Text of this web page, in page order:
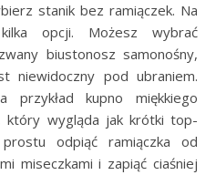
stanik bez ramiączek. Na
opcji. Możesz wybrać
biustonosz samonośny,
pod ubraniem.
przykład kupno miękkiego
który wygląda jak krótki top-
odpiąć ramiączka od
miseczkami i zapiąć ciaśniej